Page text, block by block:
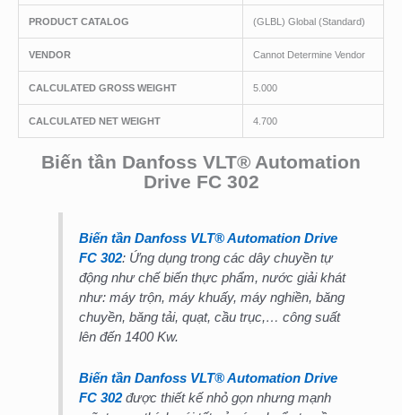
PRODUCT CATALOG (GLBL) Global (Standard)
VENDOR Cannot Determine Vendor
CALCULATED GROSS WEIGHT 5.000
CALCULATED NET WEIGHT 4.700
Biến tần Danfoss VLT® Automation
Drive FC 302
Biến tần Danfoss VLT® Automation Drive
FC 302: Ứng dụng trong các dây chuyền tự
động như chế biến thực phẩm, nước giải khát
như: máy trộn, máy khuấy, máy nghiền, băng
chuyền, băng tải, quạt, cầu trục,… công suất
lên đến 1400 Kw.
Biến tần Danfoss VLT® Automation Drive
FC 302được thiết kế nhỏ gọn nhưng mạnh